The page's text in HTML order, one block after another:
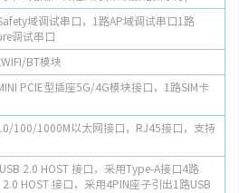
域调试串口，1路AP域调试串口1路
调试串口
BT模块
PCIE型插座5G/4G模块接口，1路SIM卡
100/1000M以太网接口，RJ45接口，支持
2.0 HOST 接口，采用Type-A接口4路
2.0 HOST 接口，采用4PIN座子引出1路USB